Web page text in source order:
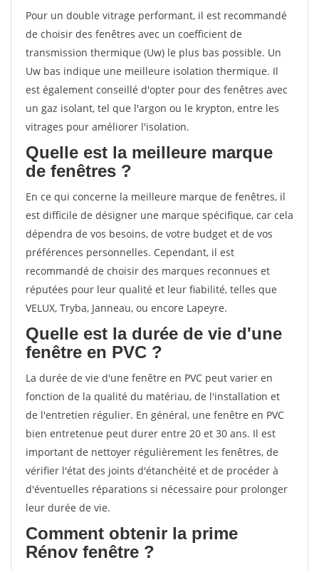
Pour un double vitrage performant, il est recommandé
de choisir des fenêtres avec un coefficient de
transmission thermique (Uw) le plus bas possible. Un
Uw bas indique une meilleure isolation thermique. Il
est également conseillé d'opter pour des fenêtres avec
un gaz isolant, tel que l'argon ou le krypton, entre les
vitrages pour améliorer l'isolation.
Quelle est la meilleure marque
de fenêtres ?
En ce qui concerne la meilleure marque de fenêtres, il
est difficile de désigner une marque spécifique, car cela
dépendra de vos besoins, de votre budget et de vos
préférences personnelles. Cependant, il est
recommandé de choisir des marques reconnues et
réputées pour leur qualité et leur fiabilité, telles que
VELUX, Tryba, Janneau, ou encore Lapeyre.
Quelle est la durée de vie d'une
fenêtre en PVC ?
La durée de vie d'une fenêtre en PVC peut varier en
fonction de la qualité du matériau, de l'installation et
de l'entretien régulier. En général, une fenêtre en PVC
bien entretenue peut durer entre 20 et 30 ans. Il est
important de nettoyer régulièrement les fenêtres, de
vérifier l'état des joints d'étanchéité et de procéder à
d'éventuelles réparations si nécessaire pour prolonger
leur durée de vie.
Comment obtenir la prime
Rénov fenêtre ?